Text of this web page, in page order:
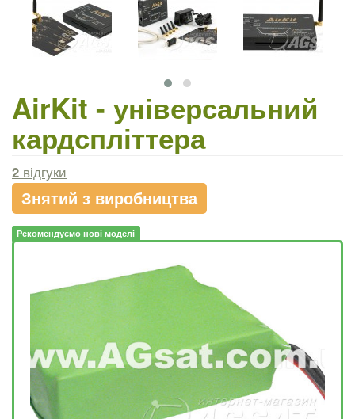
AirKit - універсальний
кардспліттера
2 відгуки
Знятий з виробництва
Рекомендуємо нові моделі